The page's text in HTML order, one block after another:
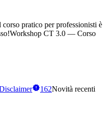
pratico per professionisti è
Workshop CT 3.0 — Corso
162Novità recenti